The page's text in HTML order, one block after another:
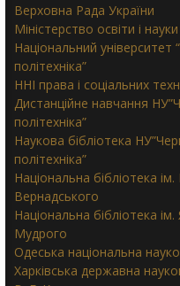
Верховна Рада України
Міністерство освіти і
Національний університет
політехніка”
ННІ права і соціальних
Дистанційне навчання
політехніка”
Наукова бібліотека
політехніка”
Національна бібліотека ім.
Вернадського
Національна бібліотека
Мудрого
Одеська національна
Харківська державна